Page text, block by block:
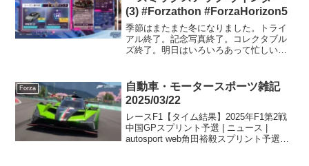
(3) #Forzathon #ForzaHorizon5
季節はまたまた冬になりました。トライ
アル終了。記念写真終了。コレクタブル
ズ終了。明日はいろいろあって忙しいの
終了。ショーケースリミックス終了。P...
Forza
自動車・モータースポーツ雑記
2025/03/22
レースF1【タイム結果】2025年F1第2戦
中国GPスプリント予選 | ニュース |
autosport web角田裕毅スプリント予選8